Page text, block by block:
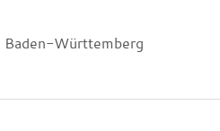
Württemberg